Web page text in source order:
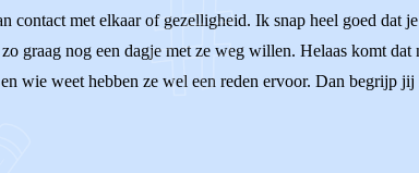
contact met elkaar of gezelligheid. Ik snap heel goed
graag nog een dagje met ze weg willen. Helaas komt
wie weet hebben ze wel een reden ervoor. Dan begrijp